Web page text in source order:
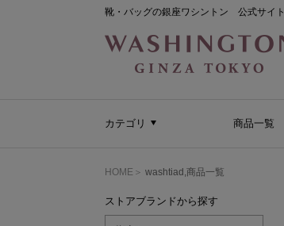
靴・バッグの銀座ワシントン 公式サイト
カテゴリ 商品一覧
HOME washtiad,商品一覧
ストアブランドから探す